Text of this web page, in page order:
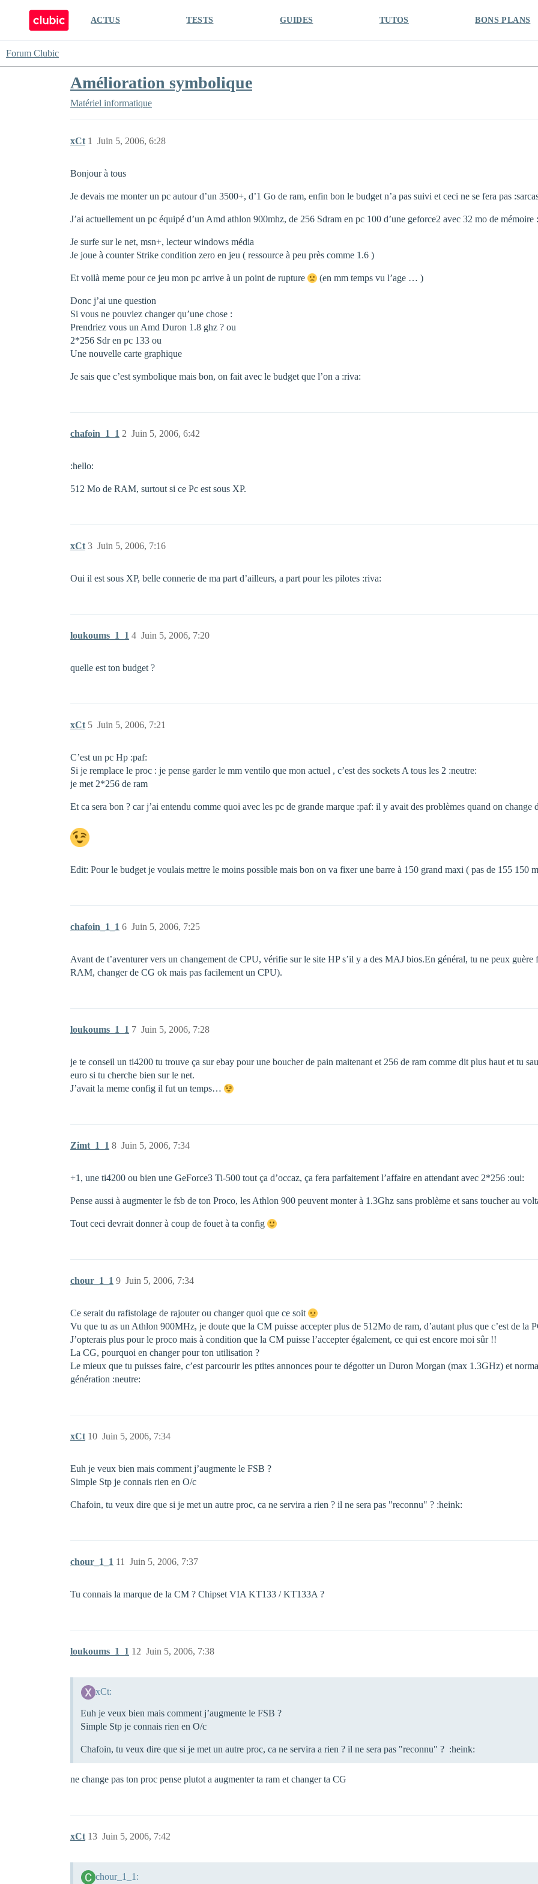
ACTUS TESTS GUIDES TUTOS BONS PLANS
Forum Clubic
Amélioration symbolique
Matériel informatique
xCt Juin 5, 2006, 6:28
1
Bonjour à tous
Je devais me monter un pc autour d’un 3500+, d’1 Go de ram, enfin bon le budget n’a pas suivi et ceci ne se fera pas
J’ai actuellement un pc équipé d’un Amd athlon 900mhz, de 256 Sdram en pc 100 d’une geforce2 avec 32 mo de mémoire
Je surfe sur le net, msn+, lecteur windows média
Je joue à counter Strike condition zero en jeu ( ressource à peu près comme 1.6 )
Et voilà meme pour ce jeu mon pc arrive à un point de rupture (en mm temps vu l’age … )
Donc j’ai une question
Si vous ne pouviez changer qu’une chose :
Prendriez vous un Amd Duron 1.8 ghz ? ou
2*256 Sdr en pc 133 ou
Une nouvelle carte graphique
Je sais que c’est symbolique mais bon, on fait avec le budget que l’on a :riva:
chafoin_1_1 Juin 5, 2006, 6:42
2
:hello:
512 Mo de RAM, surtout si ce Pc est sous XP.
xCt Juin 5, 2006, 7:16
3
Oui il est sous XP, belle connerie de ma part d’ailleurs, a part pour les pilotes :riva:
loukoums_1_1 Juin 5, 2006, 7:20
4
quelle est ton budget ?
xCt Juin 5, 2006, 7:21
5
C’est un pc Hp :paf:
Si je remplace le proc : je pense garder le mm ventilo que mon actuel , c’est des sockets A tous les 2 :neutre:
je met 2*256 de ram
Et ca sera bon ? car j’ai entendu comme quoi avec les pc de grande marque :paf: il y avait des problèmes quand on change
Edit: Pour le budget je voulais mettre le moins possible mais bon on va fixer une barre à 150 grand maxi ( pas de 155 150
chafoin_1_1 Juin 5, 2006, 7:25
6
Avant de t’aventurer vers un changement de CPU, vérifie sur le site HP s’il y a des MAJ bios.En général, tu ne peux
RAM, changer de CG ok mais pas facilement un CPU).
loukoums_1_1 Juin 5, 2006, 7:28
7
je te conseil un ti4200 tu trouve ça sur ebay pour une boucher de pain maitenant et 256 de ram comme dit plus haut et tu
euro si tu cherche bien sur le net.
J’avait la meme config il fut un temps…
Zimt_1_1 Juin 5, 2006, 7:34
8
+1, une ti4200 ou bien une GeForce3 Ti-500 tout ça d’occaz, ça fera parfaitement l’affaire en attendant avec 2*256 :oui:
Pense aussi à augmenter le fsb de ton Proco, les Athlon 900 peuvent monter à 1.3Ghz sans problème et sans toucher au
Tout ceci devrait donner à coup de fouet à ta config
chour_1_1 Juin 5, 2006, 7:34
9
Ce serait du rafistolage de rajouter ou changer quoi que ce soit
Vu que tu as un Athlon 900MHz, je doute que la CM puisse accepter plus de 512Mo de ram, d’autant plus que c’est de la
J’opterais plus pour le proco mais à condition que la CM puisse l’accepter également, ce qui est encore moi sûr !!
La CG, pourquoi en changer pour ton utilisation ?
Le mieux que tu puisses faire, c’est parcourir les ptites annonces pour te dégotter un Duron Morgan (max 1.3GHz) et
génération :neutre:
xCt Juin 5, 2006, 7:34
10
Euh je veux bien mais comment j’augmente le FSB ?
Simple Stp je connais rien en O/c
Chafoin, tu veux dire que si je met un autre proc, ca ne servira a rien ? il ne sera pas "reconnu" ? :heink:
chour_1_1 Juin 5, 2006, 7:37
11
Tu connais la marque de la CM ? Chipset VIA KT133 / KT133A ?
loukoums_1_1 Juin 5, 2006, 7:38
12
xCt:
Euh je veux bien mais comment j’augmente le FSB ?
Simple Stp je connais rien en O/c
Chafoin, tu veux dire que si je met un autre proc, ca ne servira a rien ? il ne sera pas "reconnu" ? :heink:
ne change pas ton proc pense plutot a augmenter ta ram et changer ta CG
xCt Juin 5, 2006, 7:42
13
chour_1_1: